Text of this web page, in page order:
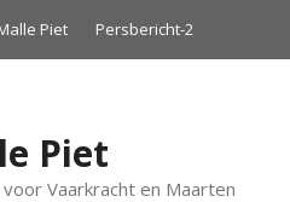
Piet Persbericht-2
Piet
Vaarkracht en Maarten